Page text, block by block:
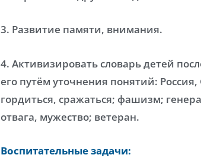
3. Развитие памяти, внимания.
4. Активизировать словарь детей
его путём уточнения понятий:
гордиться, сражаться; фашизм;
отвага, мужество; ветеран.
Воспитательные задачи: